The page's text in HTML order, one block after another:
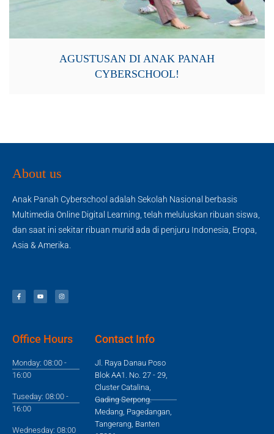
AGUSTUSAN DI ANAK PANAH
CYBERSCHOOL!
About us
Anak Panah Cyberschool adalah Sekolah Nasional berbasis
Multimedia Online Digital Learning, telah meluluskan ribuan siswa,
dan saat ini sekitar ribuan murid ada di penjuru Indonesia, Eropa,
Asia & Amerika.
Office Hours
Monday: 08:00 -
16:00
Tuseday: 08:00 -
16:00
Wednesday: 08:00
Contact Info
Jl. Raya Danau Poso
Blok AA1. No. 27 - 29,
Cluster Catalina,
Gading Serpong.
Medang, Pagedangan,
Tangerang, Banten